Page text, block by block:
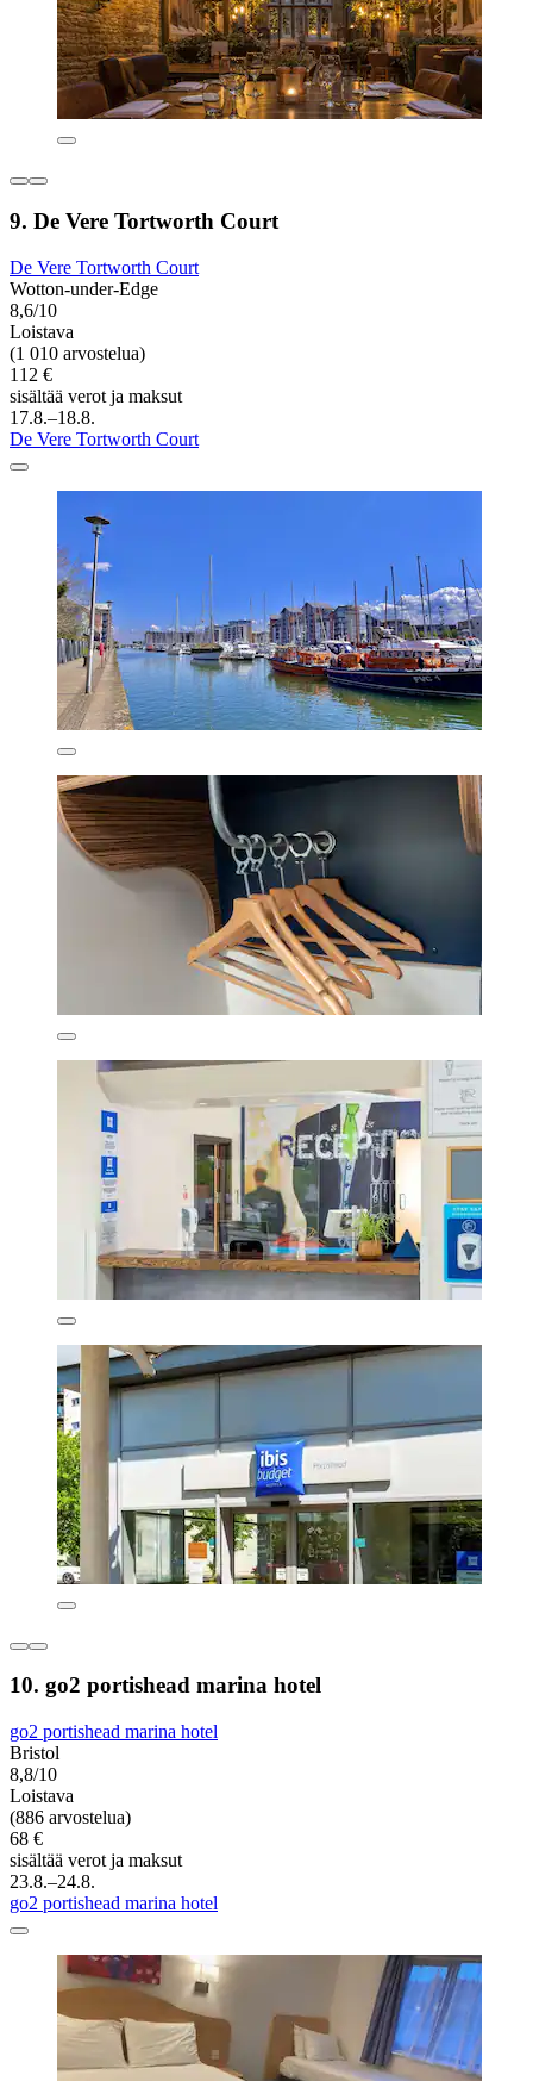
9. De Vere Tortworth Court
De Vere Tortworth Court
Wotton-under-Edge
8,6/10
Loistava
(1 010 arvostelua)
112 €
sisältää verot ja maksut
17.8.–18.8.
De Vere Tortworth Court
10. go2 portishead marina hotel
go2 portishead marina hotel
Bristol
8,8/10
Loistava
(886 arvostelua)
68 €
sisältää verot ja maksut
23.8.–24.8.
go2 portishead marina hotel